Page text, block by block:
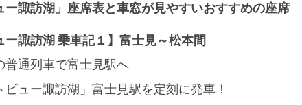
ー諏訪湖」座席表と車窓が見やすいおすすめの座席
ー諏訪湖 乗車記１】富士見～松本間
普通列車で富士見駅へ
ビュー諏訪湖」富士見駅を定刻に発車！